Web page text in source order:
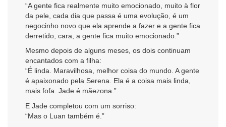
“A gente fica realmente muito emocionado, muito à flor
da pele, cada dia que passa é uma evolução, é um
negocinho novo que ela aprende a fazer e a gente fica
derretido, cara, a gente fica muito emocionado.”
Mesmo depois de alguns meses, os dois continuam
encantados com a filha:
“É linda. Maravilhosa, melhor coisa do mundo. A gente
é apaixonado pela Serena. Ela é a coisa mais linda,
mais fofa. Jade é mãezona.”
E Jade completou com um sorriso:
“Mas o Luan também é.”